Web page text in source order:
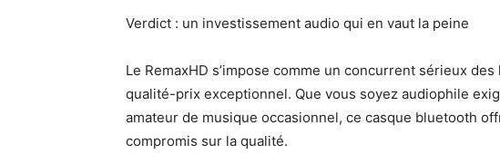
Verdict : un investissement audio qui en vaut la peine
Le RemaxHD s’impose comme un concurrent sérieux
qualité-prix exceptionnel. Que vous soyez audiophile
amateur de musique occasionnel, ce casque bluetooth
compromis sur la qualité.